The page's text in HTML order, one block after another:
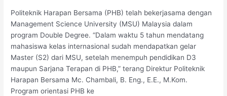
Politeknik Harapan Bersama (PHB) telah bekerjasama dengan
Management Science University (MSU) Malaysia dalam
program Double Degree. “Dalam waktu 5 tahun mendatang
mahasiswa kelas internasional sudah mendapatkan gelar
Master (S2) dari MSU, setelah menempuh pendidikan D3
maupun Sarjana Terapan di PHB,” terang Direktur Politeknik
Harapan Bersama Mc. Chambali, B. Eng., E.E., M.Kom.
Program orientasi PHB ke
Orientasi
ke
Malaysia